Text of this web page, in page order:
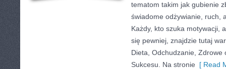
tematom takim jak gubienie
świadome odżywianie, ruch,
Każdy, kto szuka motywacji,
się pewniej, znajdzie tutaj
Dieta, Odchudzanie, Zdrowe
Sukcesu. Na stronie [ Read